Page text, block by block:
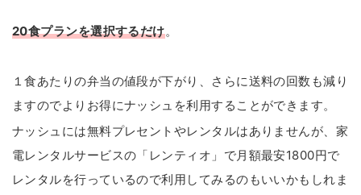
20食プランを選択するだけ。
１食あたりの弁当の値段が下がり、さらに送料の回数も減り
ますのでよりお得にナッシュを利用することができます。
ナッシュには無料プレセントやレンタルはありませんが、家
電レンタルサービスの「レンティオ」で月額最安1800円で
レンタルを行っているので利用してみるのもいいかもしれま